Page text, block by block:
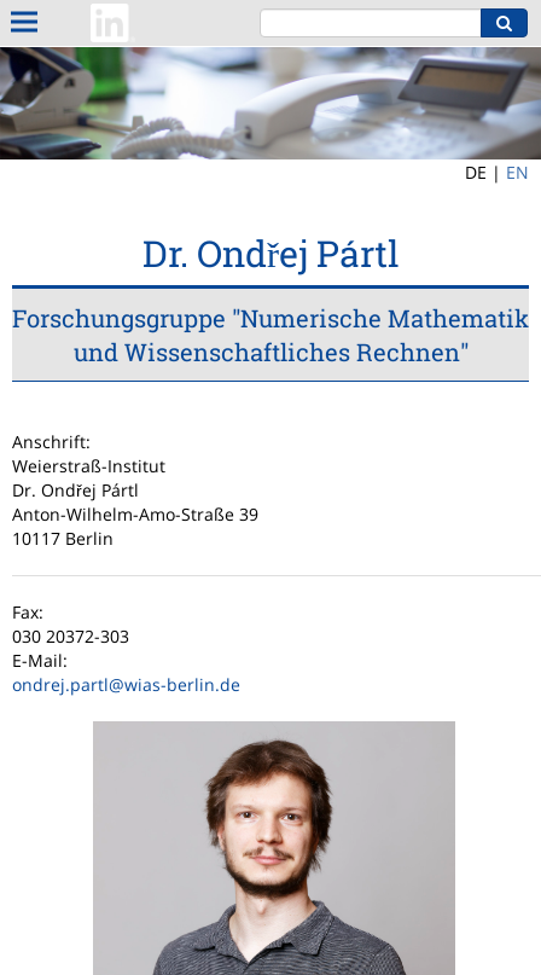
DE | EN
Dr. Ondřej Pártl
Forschungsgruppe "Numerische Mathematik
und Wissenschaftliches Rechnen"
Anschrift:
Weierstraß-Institut
Dr. Ondřej Pártl
Anton-Wilhelm-Amo-Straße 39
10117 Berlin
Fax:
030 20372-303
E-Mail:
ondrej.partl@wias-berlin.de